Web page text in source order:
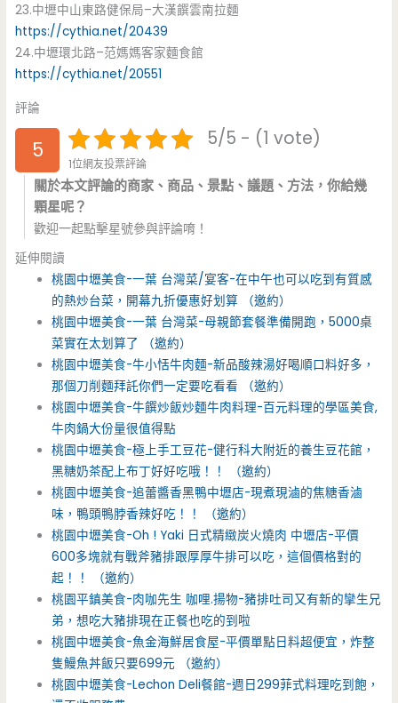
23.中壢中山東路健保局–大漢饌雲南拉麵
https://cythia.net/20439
24.中壢環北路–范媽媽客家麵食館
https://cythia.net/20551
評論
5 5/5 - (1 vote)
1位網友投票評論
關於本文評論的商家、商品、景點、議題、方法，你給幾
顆星呢？
歡迎一起點擊星號參與評論唷！
延伸閱讀
桃園中壢美食-一葉 台灣菜/宴客-在中午也可以吃到有質感
的熱炒台菜，開幕九折優惠好划算 （邀約）
桃園中壢美食-一葉 台灣菜-母親節套餐準備開跑，5000桌
菜實在太划算了 （邀約）
桃園中壢美食-牛小恬牛肉麵-新品酸辣湯好喝順口料好多，
那個刀削麵拜託你們一定要吃看看 （邀約）
桃園中壢美食-牛饌炒飯炒麵牛肉料理-百元料理的學區美食,
牛肉鍋大份量很值得點
桃園中壢美食-極上手工豆花-健行科大附近的養生豆花館，
黑糖奶茶配上布丁好好吃哦！！ （邀約）
桃園中壢美食-追蕾醬香黑鴨中壢店-現煮現滷的焦糖香滷
味，鴨頭鴨脖香辣好吃！！ （邀約）
桃園中壢美食-Oh ! Yaki 日式精緻炭火燒肉 中壢店-平價
600多塊就有戰斧豬排跟厚厚牛排可以吃，這個價格對的
起！！ （邀約）
桃園平鎮美食-肉咖先生 咖哩.揚物-豬排吐司又有新的攣生兄
弟，想吃大豬排現在正餐也吃的到啦
桃園中壢美食-魚金海鮮居食屋-平價單點日料超便宜，炸整
隻鰻魚丼飯只要699元 （邀約）
桃園中壢美食-Lechon Deli餐館-週日299菲式料理吃到飽，